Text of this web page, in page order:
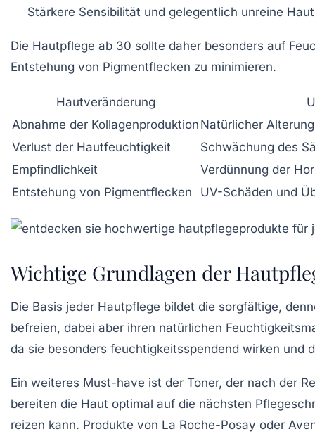
Stärkere Sensibilität und gelegentlich unreine Haut
Die Hautpflege ab 30 sollte daher besonders auf
Entstehung von Pigmentflecken zu minimieren.
Hautveränderung
Abnahme der Kollagenproduktion Natürlicher
Verlust der Hautfeuchtigkeit
Schwächung des
Empfindlichkeit
Verdünnung der
Entstehung von Pigmentflecken
UV-Schäden und
Wichtige Grundlagen der
Die Basis jeder Hautpflege bildet die sorgfältige,
befreien, dabei aber ihren natürlichen
da sie besonders feuchtigkeitsspendend wirken und
Ein weiteres Must-have ist der Toner, der nach der
bereiten die Haut optimal auf die nächsten
reizen kann. Produkte von La Roche-Posay oder